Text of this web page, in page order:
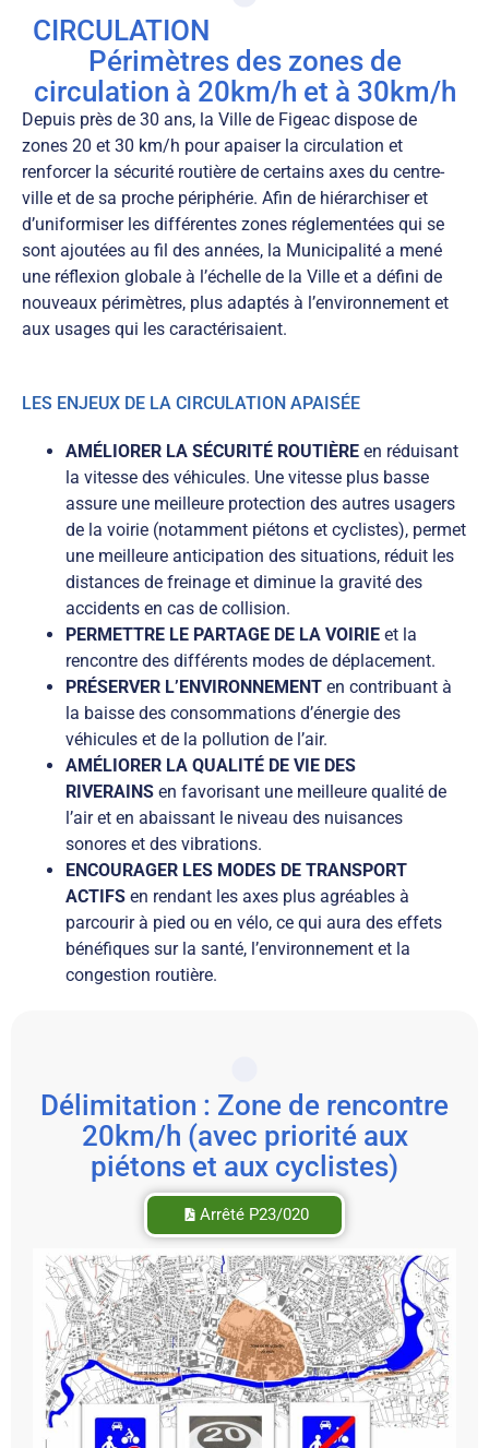
CIRCULATION
Périmètres des zones de
circulation à 20km/h et à 30km/h
Depuis près de 30 ans, la Ville de Figeac dispose de
zones 20 et 30 km/h pour apaiser la circulation et
renforcer la sécurité routière de certains axes du centre-
ville et de sa proche périphérie. Afin de hiérarchiser et
d’uniformiser les différentes zones réglementées qui se
sont ajoutées au fil des années, la Municipalité a mené
une réflexion globale à l’échelle de la Ville et a défini de
nouveaux périmètres, plus adaptés à l’environnement et
aux usages qui les caractérisaient.
LES ENJEUX DE LA CIRCULATION APAISÉE
AMÉLIORER LA SÉCURITÉ ROUTIÈRE en réduisant
la vitesse des véhicules. Une vitesse plus basse
assure une meilleure protection des autres usagers
de la voirie (notamment piétons et cyclistes), permet
une meilleure anticipation des situations, réduit les
distances de freinage et diminue la gravité des
accidents en cas de collision.
PERMETTRE LE PARTAGE DE LA VOIRIE et la
rencontre des différents modes de déplacement.
PRÉSERVER L’ENVIRONNEMENT en contribuant à
la baisse des consommations d’énergie des
véhicules et de la pollution de l’air.
AMÉLIORER LA QUALITÉ DE VIE DES
RIVERAINS en favorisant une meilleure qualité de
l’air et en abaissant le niveau des nuisances
sonores et des vibrations.
ENCOURAGER LES MODES DE TRANSPORT
ACTIFS en rendant les axes plus agréables à
parcourir à pied ou en vélo, ce qui aura des effets
bénéfiques sur la santé, l’environnement et la
congestion routière.
Délimitation : Zone de rencontre
20km/h (avec priorité aux
piétons et aux cyclistes)
Arrêté P23/020